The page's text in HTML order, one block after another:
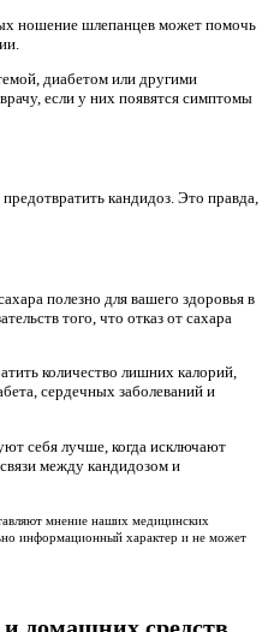
ношение шлепанцев может помочь
диабетом или другими
если у них появятся симптомы
кандидоз. Это правда,
полезно для вашего здоровья в
того, что отказ от сахара
количество лишних калорий,
сердечных заболеваний и
себя лучше, когда исключают
между кандидозом и
мнение наших медицинских
информационный характер и не может